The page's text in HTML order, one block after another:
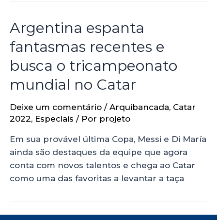
Argentina espanta
fantasmas recentes e
busca o tricampeonato
mundial no Catar
Deixe um comentário / Arquibancada, Catar
2022, Especiais / Por projeto
Em sua provável última Copa, Messi e Di María
ainda são destaques da equipe que agora
conta com novos talentos e chega ao Catar
como uma das favoritas a levantar a taça